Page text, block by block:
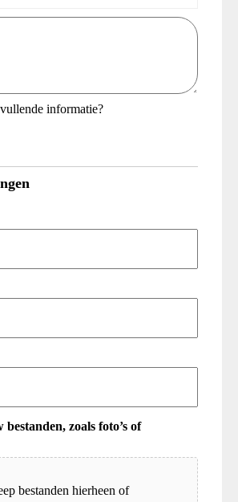
informatie?
zoals foto’s of
bestanden hierheen of